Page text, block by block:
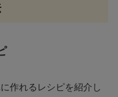
作れるレシピを紹介し